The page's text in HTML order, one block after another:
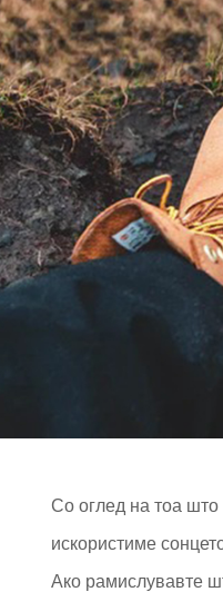
Со оглед на тоа што
искористиме
Ако рамислувавте